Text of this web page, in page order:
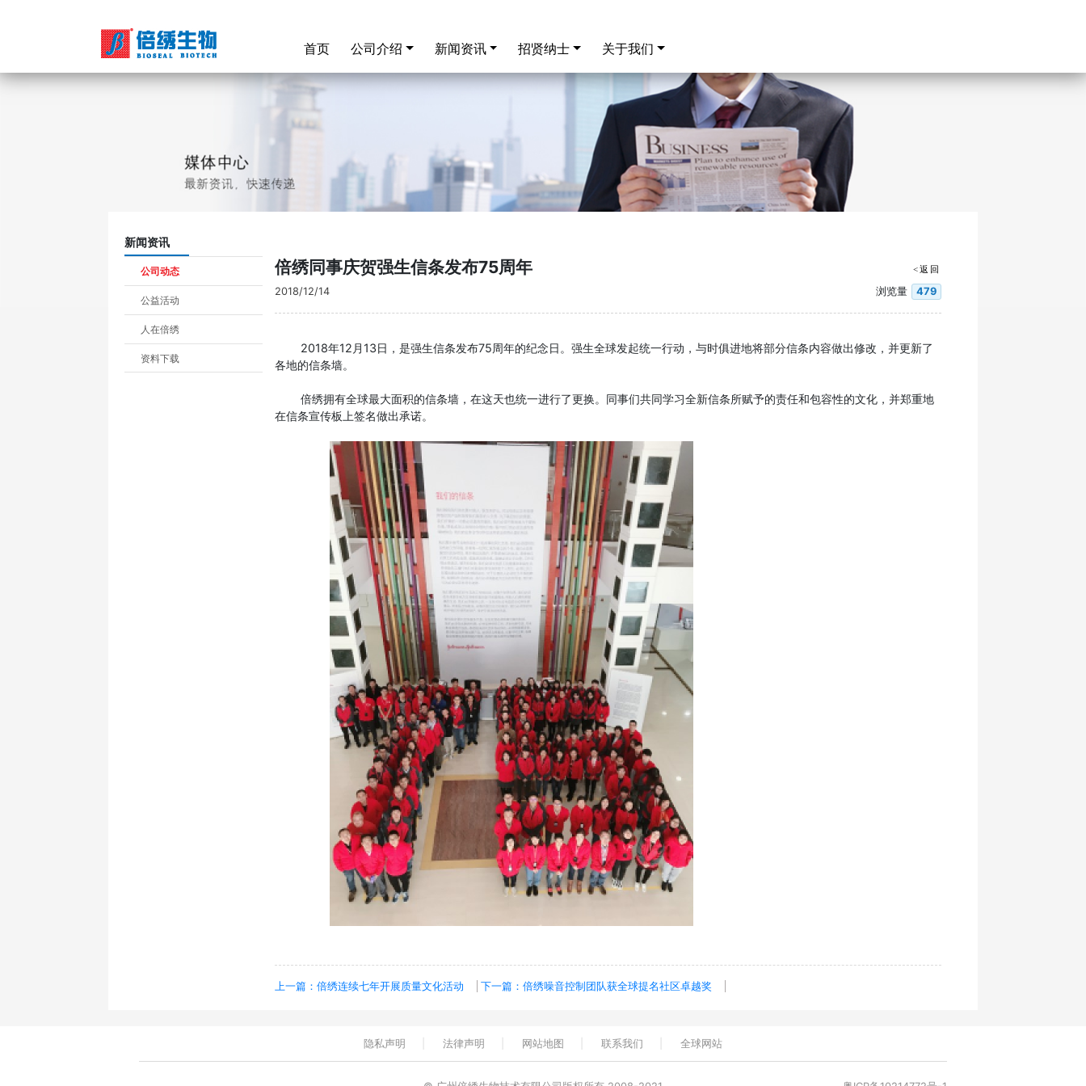
Jump
首页 (current)
公司介绍 新闻资讯 招贤纳士 关于我们
新闻资讯
公司动态
公益活动
人在倍绣
资料下载
倍绣同事庆贺强生信条发布75周年 <返回
2018/12/14 浏览量 479
2018年12月13日，是强生信条发布75周年的纪念日。强生全球发起统一行动，与时俱进地将部分信条内容做出修改，并更新了
各地的信条墙。
倍绣拥有全球最大面积的信条墙，在这天也统一进行了更换。同事们共同学习全新信条所赋予的责任和包容性的文化，并郑重地
在信条宣传板上签名做出承诺。
上一篇：倍绣连续七年开展质量文化活动 下一篇：倍绣噪音控制团队获全球提名社区卓越奖
隐私声明 法律声明 网站地图 联系我们 全球网站